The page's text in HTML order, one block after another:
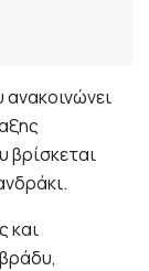
βρίσκεται
και